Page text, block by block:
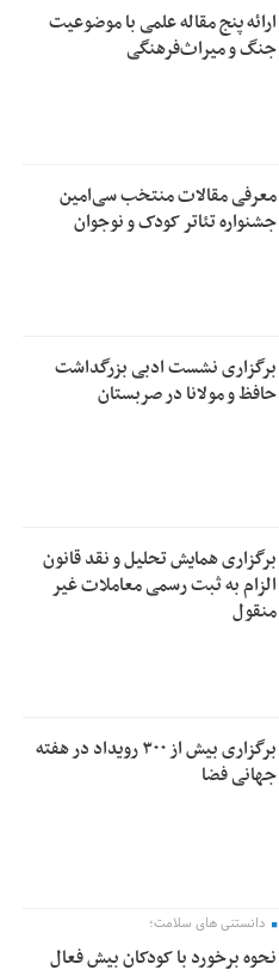
ارائه پنج مقاله علمی با موضوعیت
جنگ و میراث‌فرهنگی
معرفی مقالات منتخب سی‌امین
جشنواره تئاتر کودک و نوجوان
برگزاری نشست ادبی بزرگداشت
حافظ و مولانا در صربستان
برگزاری همایش تحلیل و نقد قانون
الزام به ثبت رسمی معاملات غیر
منقول
برگزاری بیش از ۳۰۰ رویداد در هفته
جهانی فضا
دانستنی های سلامت؛
نحوه برخورد با کودکان بیش فعال